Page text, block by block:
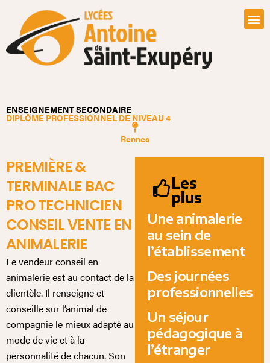
ENSEIGNEMENT SECONDAIRE
DIPLÔME PROFESSIONNEL DE NIVEAU 4
Rennes
PREMIÈRE &
TERMINALE BAC
PRO TECHNICIEN
CONSEIL VENTE EN
ANIMALERIE
Le vendeur conseil en
animalerie est au contact de la
clientèle. Il renseigne et
conseille sur l’animal de
compagnie le mieux adapté au
mode de vie et à la
personnalité de chacun. Son
Les
plus
Une animalerie
au sein de
l’établissement
Des journées
professionnelles
Un séjour
pédagogique à
l’étranger